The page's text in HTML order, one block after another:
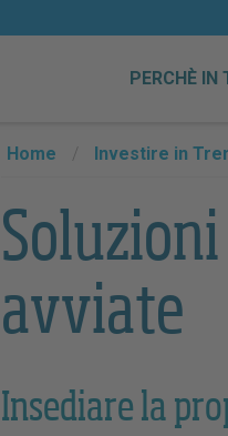
PERCHÈ IN
Home / Investire in
avviate
Insediare la